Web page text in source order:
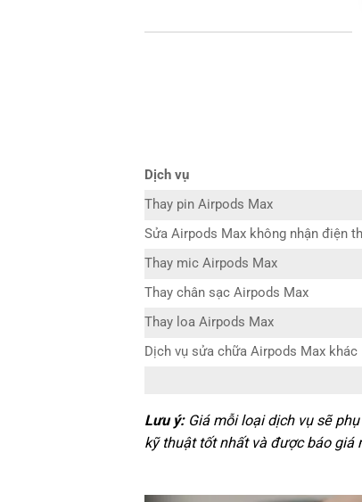
Dịch vụ
Thay pin Airpods Max
Sửa Airpods Max không nhận điện
Thay mic Airpods Max
Thay chân sạc Airpods Max
Thay loa Airpods Max
Dịch vụ sửa chữa Airpods Max khác
Lưu ý:Giá mỗi loại dịch vụ sẽ
kỹ thuật tốt nhất và được báo giá